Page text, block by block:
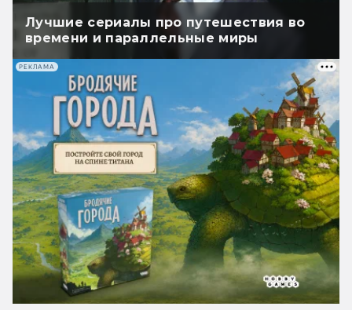
Лучшие сериалы про путешествия во
времени и параллельные миры
РЕКЛАМА